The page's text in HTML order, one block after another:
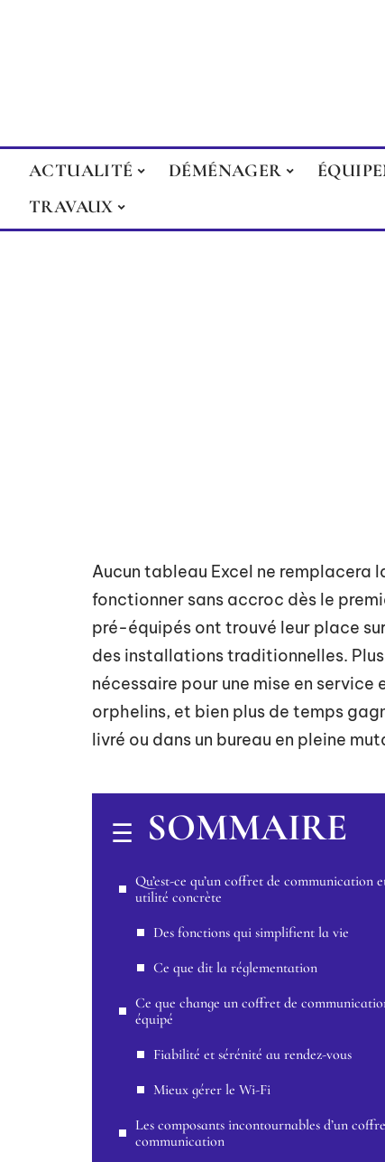
ACTUALITÉ DÉMÉNAGER
TRAVAUX
Aucun tableau Excel ne remplacera
fonctionner sans accroc dès le
pré-équipés ont trouvé leur place
des installations traditionnelles.
nécessaire pour une mise en
orphelins, et bien plus de temps
livré ou dans un bureau en pleine
SOMMAIRE
Qu’est-ce qu’un coffret de communication
utilité concrète
Des fonctions qui simplifient la vie
Ce que dit la réglementation
Ce que change un coffret de
équipé
Fiabilité et sérénité au rendez-vous
Mieux gérer le Wi-Fi
Les composants incontournables d’un
communication